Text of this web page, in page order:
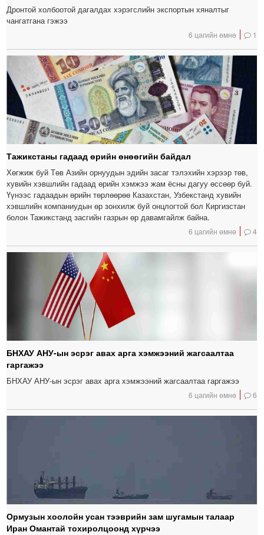
Дронтой холбоотой дагалдах хэрэгслийн экспортын хяналтыг
чангатгана гэжээ
6 цагийн өмнө 1
Тажикстаны гадаад өрийн өнөөгийн байдал
Хөгжиж буй Төв Азийн орнуудын эдийн засаг тэлэхийн хэрээр төв,
хувийн хэвшлийн гадаад өрийн хэмжээ жам ёсны дагуу өссөөр буй.
Үүнээс гадаадын өрийн төрлөөрөө Казахстан, Узбекстанд хувийн
хэвшлийн компаниудын өр зонхилж буй онцлогтой бол Киргизстан
болон Тажикстанд засгийн газрын өр давамгайлж байна.
6 цагийн өмнө 4
БНХАУ АНУ-ын эсрэг авах арга хэмжээний жагсаалтаа
гаргажээ
БНХАУ АНУ-ын эсрэг авах арга хэмжээний жагсаалтаа гаргажээ
6 цагийн өмнө 6
Ормузын хоолойн усан тээврийн зам шугамын талаар
Иран Омантай тохиролцоонд хүрчээ